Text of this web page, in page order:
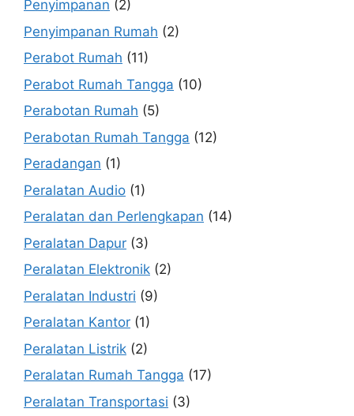
Penyimpanan (2)
Penyimpanan Rumah (2)
Perabot Rumah (11)
Perabot Rumah Tangga (10)
Perabotan Rumah (5)
Perabotan Rumah Tangga (12)
Peradangan (1)
Peralatan Audio (1)
Peralatan dan Perlengkapan (14)
Peralatan Dapur (3)
Peralatan Elektronik (2)
Peralatan Industri (9)
Peralatan Kantor (1)
Peralatan Listrik (2)
Peralatan Rumah Tangga (17)
Peralatan Transportasi (3)